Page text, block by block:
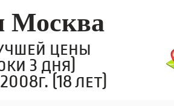
цены
3 дня)
(18 лет)